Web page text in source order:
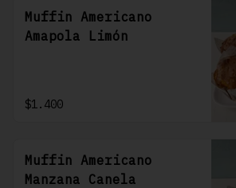
Muffin Americano
Amapola Limón
$1.400
Muffin Americano
Manzana Canela